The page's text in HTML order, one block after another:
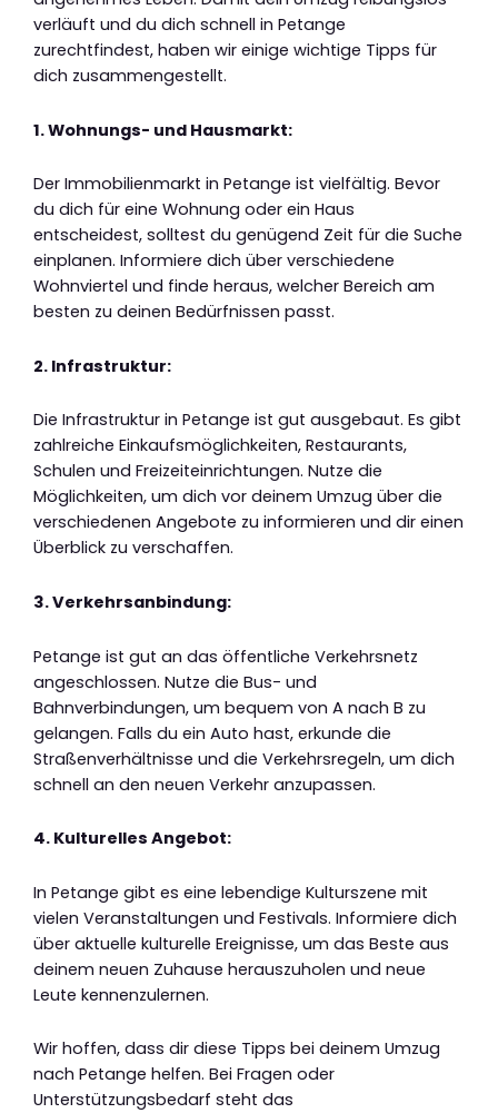
verläuft und du dich schnell in Petange
zurechtfindest, haben wir einige wichtige Tipps für
dich zusammengestellt.
1. Wohnungs- und Hausmarkt:
Der Immobilienmarkt in Petange ist vielfältig. Bevor
du dich für eine Wohnung oder ein Haus
entscheidest, solltest du genügend Zeit für die Suche
einplanen. Informiere dich über verschiedene
Wohnviertel und finde heraus, welcher Bereich am
besten zu deinen Bedürfnissen passt.
2. Infrastruktur:
Die Infrastruktur in Petange ist gut ausgebaut. Es gibt
zahlreiche Einkaufsmöglichkeiten, Restaurants,
Schulen und Freizeiteinrichtungen. Nutze die
Möglichkeiten, um dich vor deinem Umzug über die
verschiedenen Angebote zu informieren und dir einen
Überblick zu verschaffen.
3. Verkehrsanbindung:
Petange ist gut an das öffentliche Verkehrsnetz
angeschlossen. Nutze die Bus- und
Bahnverbindungen, um bequem von A nach B zu
gelangen. Falls du ein Auto hast, erkunde die
Straßenverhältnisse und die Verkehrsregeln, um dich
schnell an den neuen Verkehr anzupassen.
4. Kulturelles Angebot:
In Petange gibt es eine lebendige Kulturszene mit
vielen Veranstaltungen und Festivals. Informiere dich
über aktuelle kulturelle Ereignisse, um das Beste aus
deinem neuen Zuhause herauszuholen und neue
Leute kennenzulernen.
Wir hoffen, dass dir diese Tipps bei deinem Umzug
nach Petange helfen. Bei Fragen oder
Unterstützungsbedarf steht das